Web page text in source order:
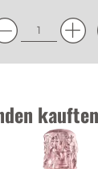
selbst.
Bei
und dazu